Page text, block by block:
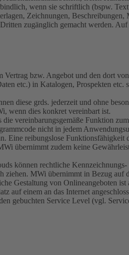
wenn sie schriftlich (bspw.
Zeichnungen,
zugänglich gemacht werden.
bzw. Angebot und den dort
etc.) in Katalogen, Prospekten
diese grds. jederzeit und ohne
wenn dies konkret vereinbart ist.
vereinbarungsgemäße Funktion
nicht in jedem
Eine reibungslose
übernimmt zudem keine
können rechtliche
MWi übernimmt in Bezug
Gestaltung von Onlineangeboten
auf einem an das Internet
gebuchten Service Level (vgl.